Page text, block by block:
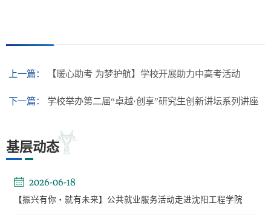
上一篇： 【暖心助考 为梦护航】学校开展助力中高考活动
下一篇： 学校举办第二届“卓越·创享”研究生创新讲坛系列讲座
基层动态
2026-06-18
【振兴有你・就有未来】公共就业服务活动走进沈阳工程学院